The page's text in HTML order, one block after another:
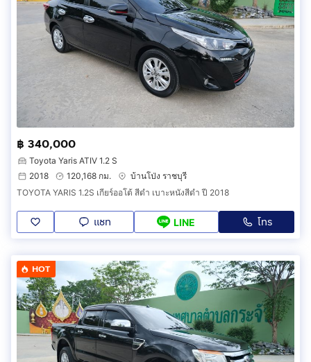
฿ 340,000
Toyota Yaris ATIV 1.2 S
2018
120,168 กม.
บ้านโป่ง ราชบุรี
TOYOTA YARIS 1.2S เกียร์ออโต้ สีดำ เบาะหนังสีดำ ปี 2018
แชท LINE โทร
HOT